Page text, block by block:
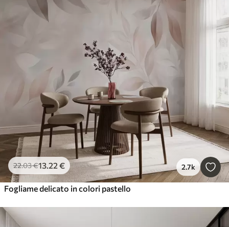
22.03€13.22 € 2.7k
Fogliame delicato in colori pastello